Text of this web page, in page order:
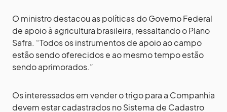
O ministro destacou as políticas do Governo Federal
de apoio à agricultura brasileira, ressaltando o Plano
Safra. “Todos os instrumentos de apoio ao campo
estão sendo oferecidos e ao mesmo tempo estão
sendo aprimorados.”
Os interessados em vender o trigo para a Companhia
devem estar cadastrados no Sistema de Cadastro